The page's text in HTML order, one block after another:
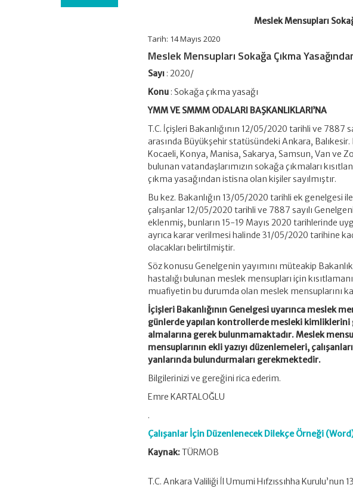
Meslek Mensupları
Tarih: 14 Mayıs 2020
Meslek Mensupları Sokağa Çıkma
Sayı : 2020/
Konu : Sokağa çıkma yasağı
YMM VE SMMM ODALARI BAŞKANLIKLARI’NA
T.C. İçişleri Bakanlığının 12/05/2020 tarihli ve 7887
arasında Büyükşehir statüsündeki Ankara,
Kocaeli, Konya, Manisa, Sakarya, Samsun, Van ve
bulunan vatandaşlarımızın sokağa çıkmaları
çıkma yasağından istisna olan kişiler sayılmıştır.
Bu kez. Bakanlığın 13/05/2020 tarihli ek genelgesi
çalışanlar 12/05/2020 tarihli ve 7887 sayılı
eklenmiş, bunların 15-19 Mayıs 2020 tarihlerinde
ayrıca karar verilmesi halinde 31/05/2020 tarihine
olacakları belirtilmiştir.
Söz konusu Genelgenin yayımını müteakip
hastalığı bulunan meslek mensupları için
muafiyetin bu durumda olan meslek mensuplarını
İçişleri Bakanlığının Genelgesi uyarınca meslek
günlerde yapılan kontrollerde mesleki
almalarına gerek bulunmamaktadır. Meslek
mensuplarının ekli yazıyı düzenlemeleri,
yanlarında bulundurmaları gerekmektedir.
Bilgilerinizi ve gereğini rica ederim.
Emre KARTALOĞLU
.
Çalışanlar İçin Düzenlenecek Dilekçe Örneği
Kaynak:TÜRMOB
T.C. Ankara Valiliği İl Umumi Hıfzıssıhha Kurulu’nun